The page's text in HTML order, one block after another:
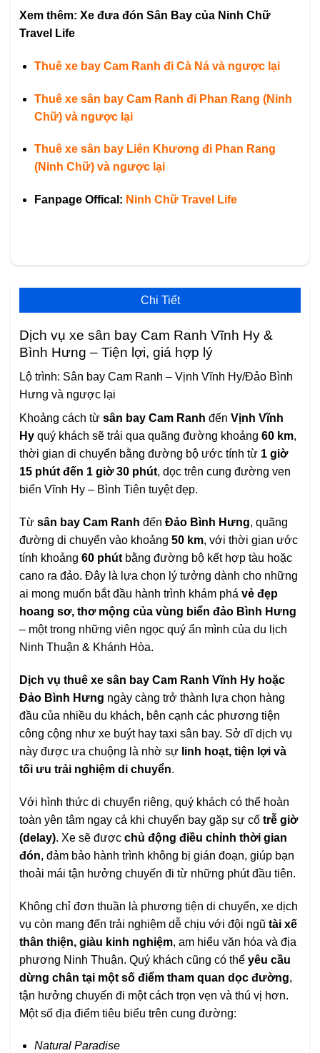
Xem thêm: Xe đưa đón Sân Bay của Ninh Chữ
Travel Life
Thuê xe bay Cam Ranh đi Cà Ná và ngược lại
Thuê xe sân bay Cam Ranh đi Phan Rang (Ninh
Chữ) và ngược lại
Thuê xe sân bay Liên Khương đi Phan Rang
(Ninh Chữ) và ngược lại
Fanpage Offical: Ninh Chữ Travel Life
Chi Tiết
Dịch vụ xe sân bay Cam Ranh Vĩnh Hy &
Bình Hưng – Tiện lợi, giá hợp lý
Lộ trình: Sân bay Cam Ranh – Vịnh Vĩnh Hy/Đảo Bình
Hưng và ngược lại
Khoảng cách từ sân bay Cam Ranh đến Vịnh Vĩnh
Hy quý khách sẽ trải qua quãng đường khoảng 60 km,
thời gian di chuyển bằng đường bộ ước tính từ 1 giờ
15 phút đến 1 giờ 30 phút, dọc trên cung đường ven
biển Vĩnh Hy – Bình Tiên tuyệt đẹp.
Từ sân bay Cam Ranh đến Đảo Bình Hưng, quãng
đường di chuyển vào khoảng 50 km, với thời gian ước
tính khoảng 60 phút bằng đường bộ kết hợp tàu hoặc
cano ra đảo. Đây là lựa chọn lý tưởng dành cho những
ai mong muốn bắt đầu hành trình khám phá vẻ đẹp
hoang sơ, thơ mộng của vùng biển đảo Bình Hưng
– một trong những viên ngọc quý ẩn mình của du lịch
Ninh Thuận & Khánh Hòa.
Dịch vụ thuê xe sân bay Cam Ranh Vĩnh Hy hoặc
Đảo Bình Hưng ngày càng trở thành lựa chọn hàng
đầu của nhiều du khách, bên cạnh các phương tiện
công cộng như xe buýt hay taxi sân bay. Sở dĩ dịch vụ
này được ưa chuộng là nhờ sự linh hoạt, tiện lợi và
tối ưu trải nghiệm di chuyển.
Với hình thức di chuyển riêng, quý khách có thể hoàn
toàn yên tâm ngay cả khi chuyến bay gặp sự cố trễ giờ
(delay). Xe sẽ được chủ động điều chỉnh thời gian
đón, đảm bảo hành trình không bị gián đoạn, giúp bạn
thoải mái tận hưởng chuyến đi từ những phút đầu tiên.
Không chỉ đơn thuần là phương tiện di chuyển, xe dịch
vụ còn mang đến trải nghiệm dễ chịu với đội ngũ tài xế
thân thiện, giàu kinh nghiệm, am hiểu văn hóa và địa
phương Ninh Thuận. Quý khách cũng có thể yêu cầu
dừng chân tại một số điểm tham quan dọc đường,
tận hưởng chuyến đi một cách trọn vẹn và thú vị hơn.
Một số địa điểm tiêu biểu trên cung đường:
Natural Paradise